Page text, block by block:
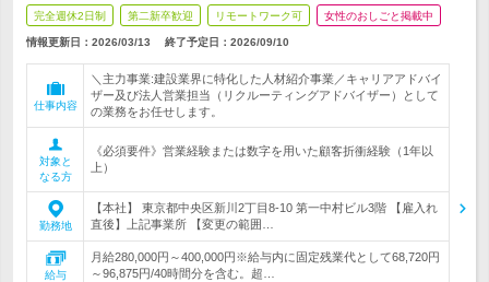
完全週休2日制 第二新卒歓迎 リモートワーク可 女性のおしごと掲載中
情報更新日：2026/03/13 終了予定日： 2026/09/10
仕事内容
＼主力事業:建設業界に特化した人材紹介事業／キャリアアドバイ
ザー及び法人営業担当（リクルーティングアドバイザー）として
の業務をお任せします。
対象と
なる方
《必須要件》営業経験または数字を用いた顧客折衝経験（1年以
上）
勤務地
【本社】 東京都中央区新川2丁目8-10 第一中村ビル3階 【雇入れ
直後】上記事業所 【変更の範囲…
給与
月給280,000円～400,000円※給与内に固定残業代として68,720円
～96,875円/40時間分を含む。超…